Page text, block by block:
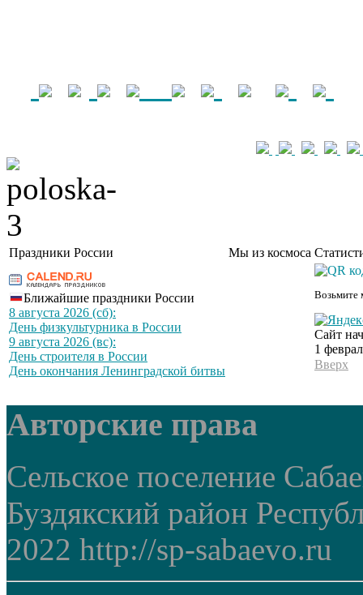
Праздники России Мы из космоса
Ближайшие праздники России
8 августа 2026 (сб):
День физкультурника в России
9 августа 2026 (вс):
День строителя в России
День окончания Ленинградской битвы
Возьмите
Сайт
1
Вверх
Авторские права
Сельское поселение
Буздякский район
2022 http://sp-sabaevo.ru